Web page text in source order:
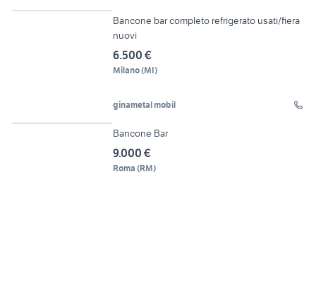
Bancone bar completo refrigerato usati/fiera
nuovi
6.500 €
Milano(MI)
ginametal mobil
Bancone Bar
9.000 €
Roma (RM)